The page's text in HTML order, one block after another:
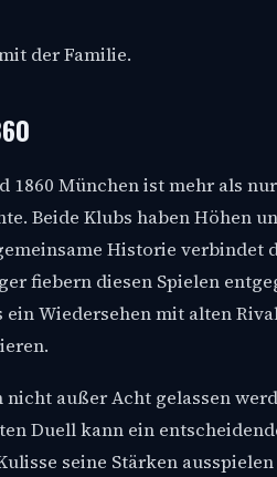
der Familie.
München ist mehr als
Beide Klubs haben Höhen
Historie verbindet
fiebern diesen Spielen
Wiedersehen mit alten
außer Acht gelassen
Duell kann ein
seine Stärken